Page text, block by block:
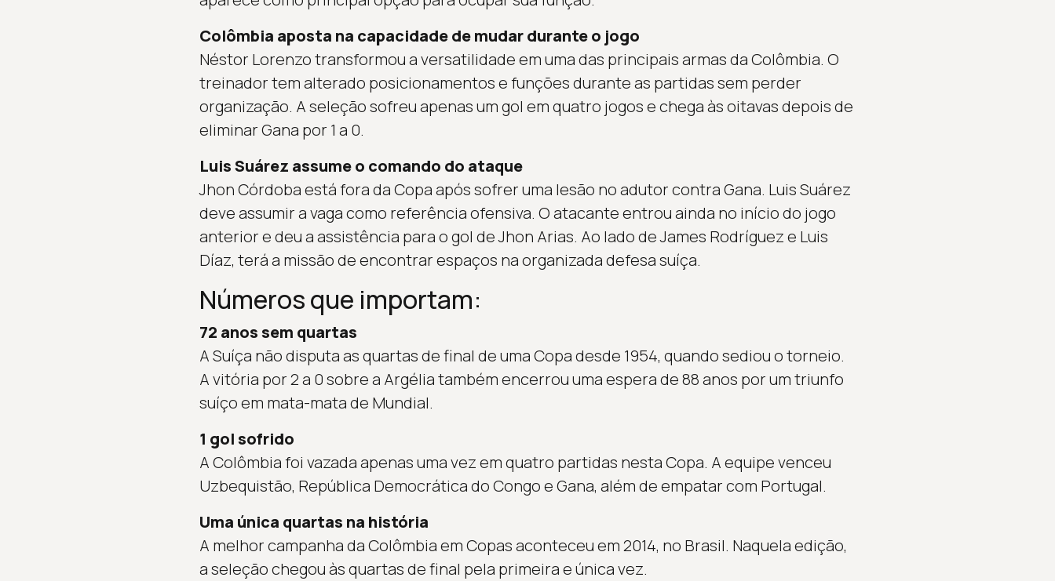
Colômbia aposta na capacidade de mudar durante o jogo
Néstor Lorenzo transformou a versatilidade em uma das principais armas da Colômbia. O
treinador tem alterado posicionamentos e funções durante as partidas sem perder
organização. A seleção sofreu apenas um gol em quatro jogos e chega às oitavas depois de
eliminar Gana por 1 a 0.
Luis Suárez assume o comando do ataque
Jhon Córdoba está fora da Copa após sofrer uma lesão no adutor contra Gana. Luis Suárez
deve assumir a vaga como referência ofensiva. O atacante entrou ainda no início do jogo
anterior e deu a assistência para o gol de Jhon Arias. Ao lado de James Rodríguez e Luis
Díaz, terá a missão de encontrar espaços na organizada defesa suíça.
Números que importam:
72 anos sem quartas
A Suíça não disputa as quartas de final de uma Copa desde 1954, quando sediou o torneio.
A vitória por 2 a 0 sobre a Argélia também encerrou uma espera de 88 anos por um triunfo
suíço em mata-mata de Mundial.
1 gol sofrido
A Colômbia foi vazada apenas uma vez em quatro partidas nesta Copa. A equipe venceu
Uzbequistão, República Democrática do Congo e Gana, além de empatar com Portugal.
Uma única quartas na história
A melhor campanha da Colômbia em Copas aconteceu em 2014, no Brasil. Naquela edição,
a seleção chegou às quartas de final pela primeira e única vez.